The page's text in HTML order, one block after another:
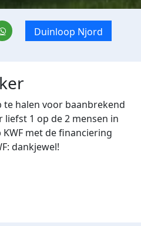
Duinloop Njord
te halen voor baanbrekend
1 op de 2 mensen in
met de financiering
dankjewel!